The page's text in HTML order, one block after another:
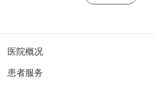
医院概况
患者服务